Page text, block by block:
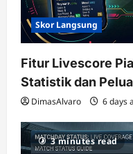
Skor Langsung
Fitur Livescore
Statistik dan
DimasAlvaro 6 days
3 minutes read